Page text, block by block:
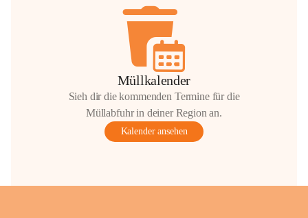
Müllkalender
Sieh dir die kommenden Termine für die
Müllabfuhr in deiner Region an.
Kalender ansehen